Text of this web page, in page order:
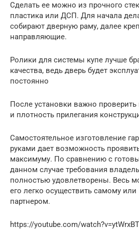
Сделать ее можно из прочного
пластика или ДСП. Для начала
собирают дверную раму, далее
направляющие.
Ролики для системы купе лучше
качества, ведь дверь будет
постоянно
После установки важно
и плотность прилегания
Самостоятельное изготовление
руками дает возможность
максимуму. По сравнению с
данном случае требования
полностью удовлетворены. Весь
его легко осуществить самому
партнером.
https://youtube.com/